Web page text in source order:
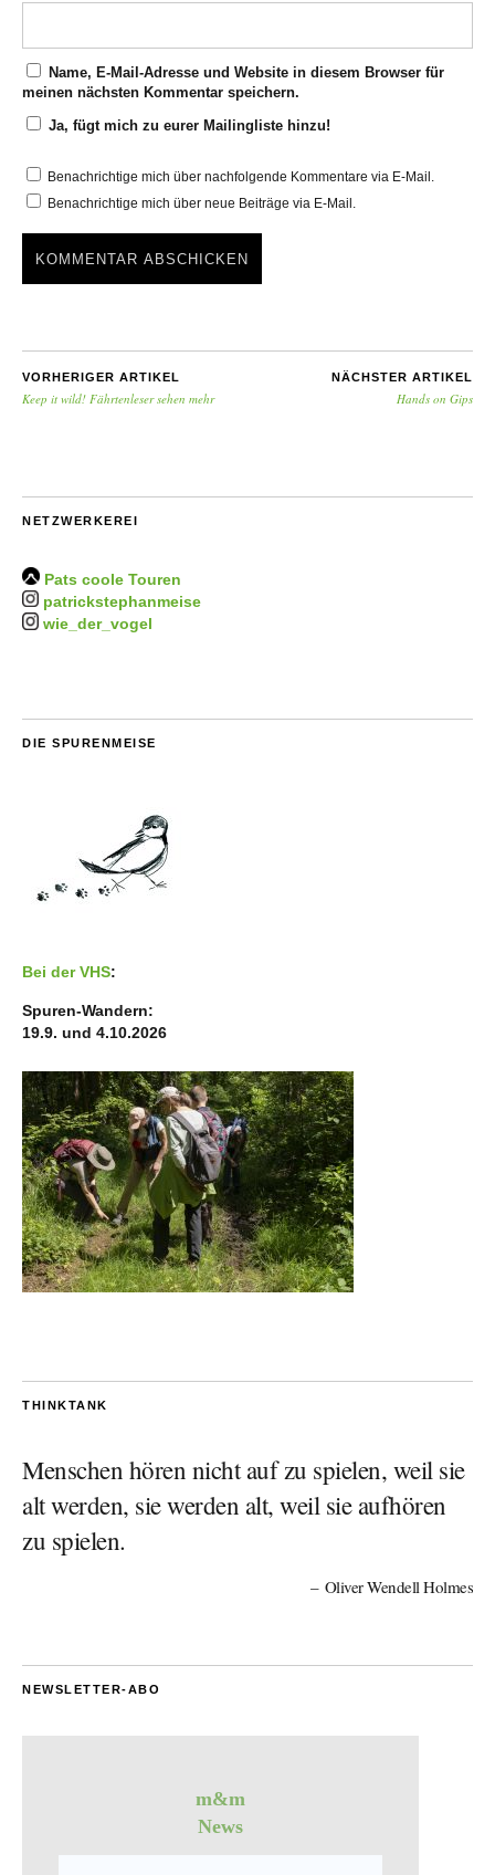
Name, E-Mail-Adresse und Website in diesem Browser für
meinen nächsten Kommentar speichern.
Ja, fügt mich zu eurer Mailingliste hinzu!
Benachrichtige mich über nachfolgende Kommentare via E-Mail.
Benachrichtige mich über neue Beiträge via E-Mail.
VORHERIGER ARTIKEL
Keep it wild! Fährtenleser sehen mehr
NÄCHSTER ARTIKEL
Hands on Gips
NETZWERKEREI
Pats coole Touren
patrickstephanmeise
wie_der_vogel
DIE SPURENMEISE
Bei der VHS:
Spuren-Wandern:
19.9. und 4.10.2026
THINKTANK
Menschen hören nicht auf zu spielen, weil sie
alt werden, sie werden alt, weil sie aufhören
zu spielen.
Oliver Wendell Holmes
NEWSLETTER-ABO
m&m
News